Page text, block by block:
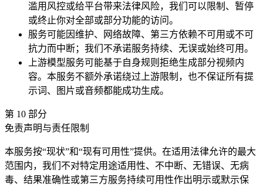
滥用风控或给平台带来法律风险，我们可以限制、暂停
或终止你对全部或部分功能的访问。
服务可能因维护、网络故障、第三方依赖不可用或不可
抗力而中断；我们不承诺服务持续、无误或始终可用。
上游模型服务可能基于自身规则拒绝生成部分视频内
容。本服务不额外承诺绕过上游限制，也不保证所有提
示词、图片或音频都能成功生成。
第 10 部分
免责声明与责任限制
本服务按“现状”和“现有可用性”提供。在适用法律允许的最大
范围内，我们不对特定用途适用性、不中断、无错误、无病
毒、结果准确性或第三方服务持续可用性作出明示或默示保